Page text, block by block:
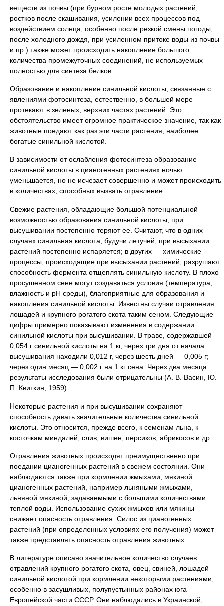
веществ из почвы (при бурном росте молодых растений,
ростков после скашивания, усилении всех процессов под
воздействием солнца, особенно после резкой смены погоды,
после холодного дождя, при усиленном притоке воды из почвы
и пр.) также может происходить накопление большого
количества промежуточных соединений, не используемых
полностью для синтеза белков.
Образование и накопление синильной кислоты, связанные с
явлениями фотосинтеза, естественно, в большей мере
протекают в зеленых, верхних частях растений. Это
обстоятельство имеет огромное практическое значение, так как
животные поедают как раз эти части растения, наиболее
богатые синильной кислотой.
В зависимости от ослабления фотосинтеза образование
синильной кислоты в цианогенных растениях ночью
уменьшается, но не исчезает совершенно и может происходить
в количествах, способных вызвать отравление.
Свежие растения, обладающие большой потенциальной
возможностью образования синильной кислоты, при
высушивании постепенно теряют ее. Считают, что в одних
случаях синильная кислота, будучи летучей, при высыхании
растений постепенно испаряется; в других — химические
процессы, происходящие при высыхании растений, разрушают
способность фермента отщеплять синильную кислоту. В плохо
просушенном сене могут создаваться условия (температура,
влажность и рН среды), благоприятные для образования и
накопления синильной кислоты. Известны случаи отравления
лошадей и крупного рогатого скота таким сеном. Следующие
цифры примерно показывают изменения в содержании
синильной кислоты при высушивании. В траве, содержавшей
0,054 г синильной кислоты на 1 кг, через три дня от начала
высушивания находили 0,012 г, через шесть дней — 0,005 г;
через один месяц — 0,002 г на 1 кг сена. Через два месяца
результаты исследования были отрицательны (А. В. Васин, Ю.
П. Квиткин, 1959).
Некоторые растения и при высушивании сохраняют
способность давать значительные количества синильной
кислоты. Это относится, прежде всего, к семенам льна, к
косточкам миндалей, слив, вишен, персиков, абрикосов и др.
Отравления животных происходят преимущественно при
поедании цианогенных растений в свежем состоянии. Они
наблюдаются также при кормлении жмыхами, мякиной
цианогенных растений, например льняными жмыхами,
льняной мякиной, задаваемыми с большими количествами
теплой воды. Использование сухих жмыхов или мякины
снижает опасность отравления. Силос из цианогенных
растений (при определенных условиях его получения) может
также представлять опасность отравления животных.
В литературе описано значительное количество случаев
отравлений крупного рогатого скота, овец, свиней, лошадей
синильной кислотой при кормлении некоторыми растениями,
особенно в засушливых, полупустынных районах юга
Европейской части СССР. Они наблюдались в Украинской,